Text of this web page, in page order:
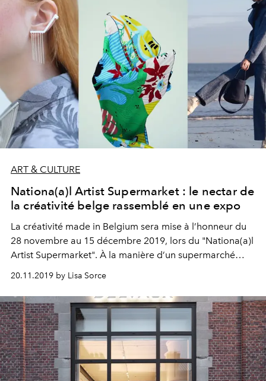
ART & CULTURE
Nationa(a)l Artist Supermarket : le nectar de
la créativité belge rassemblé en une expo
La créativité made in Belgium sera mise à l’honneur du
28 novembre au 15 décembre 2019, lors du "Nationa(a)l
Artist Supermarket". À la manière d’un supermarché
issus de différents horizons tels que les arts plastiques, le
design, la mode, l’édition, la musique, et bien d’autres.
20.11.2019 by Lisa Sorce